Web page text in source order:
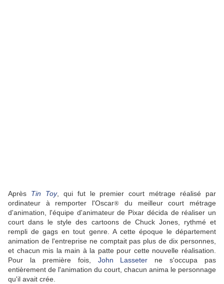
Après Tin Toy, qui fut le premier court métrage réalisé par
ordinateur à remporter l'Oscar® du meilleur court métrage
d'animation, l'équipe d'animateur de Pixar décida de réaliser un
court dans le style des cartoons de Chuck Jones, rythmé et
rempli de gags en tout genre. A cette époque le département
animation de l'entreprise ne comptait pas plus de dix personnes,
et chacun mis la main à la patte pour cette nouvelle réalisation.
Pour la première fois, John Lasseter ne s'occupa pas
entièrement de l'animation du court, chacun anima le personnage
qu'il avait crée.